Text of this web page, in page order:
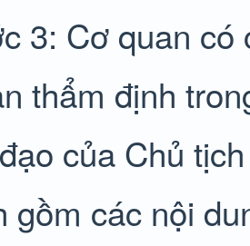
3: Cơ quan
thẩm định
của Chủ
gồm các nội